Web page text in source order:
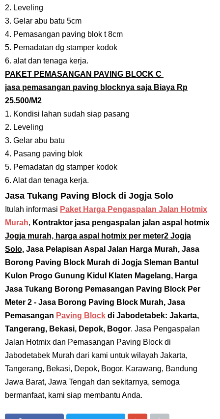
2. Leveling
3. Gelar abu batu 5cm
4. Pemasangan paving blok t 8cm
5. Pemadatan dg stamper kodok
6. alat dan tenaga kerja.
PAKET PEMASANGAN PAVING BLOCK C
jasa pemasangan paving blocknya saja Biaya Rp
25.500/M2
1. Kondisi lahan sudah siap pasang
2. Leveling
3. Gelar abu batu
4. Pasang paving blok
5. Pemadatan dg stamper kodok
6. Alat dan tenaga kerja.
Jasa Tukang Paving Block di Jogja Solo
Itulah informasi Paket Harga Pengaspalan Jalan Hotmix
Murah, Kontraktor jasa pengaspalan jalan aspal hotmix
Jogja murah, harga aspal hotmix per meter2 Jogja
Solo, Jasa Pelapisan Aspal Jalan Harga Murah, Jasa
Borong Paving Block Murah di Jogja Sleman Bantul
Kulon Progo Gunung Kidul Klaten Magelang, Harga
Jasa Tukang Borong Pemasangan Paving Block Per
Meter 2 - Jasa Borong Paving Block Murah, Jasa
Pemasangan Paving Block di Jabodetabek: Jakarta,
Tangerang, Bekasi, Depok, Bogor. Jasa Pengaspalan
Jalan Hotmix dan Pemasangan Paving Block di
Jabodetabek Murah dari kami untuk wilayah Jakarta,
Tangerang, Bekasi, Depok, Bogor, Karawang, Bandung
Jawa Barat, Jawa Tengah dan sekitarnya, semoga
bermanfaat, kami siap membantu Anda.